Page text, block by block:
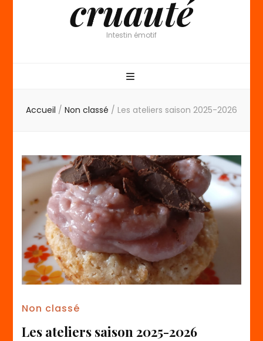
cruauté
Intestin émotif
Accueil / Non classé / Les ateliers saison 2025-2026
Non classé
Les ateliers saison 2025-2026